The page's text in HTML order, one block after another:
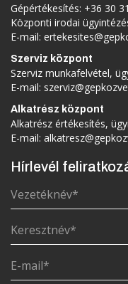
Gépértékesítés: +36 30
Központi irodai
E-mail:
Szerviz központ
Szerviz munkafelvétel,
E-mail:
Alkatrész központ
Alkatrész értékesítés,
E-mail:
Hírlevél